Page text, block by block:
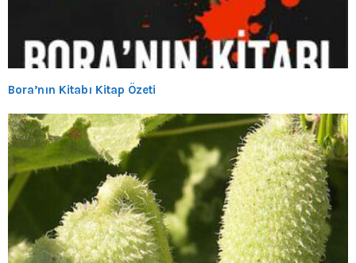
Bora’nın Kitabı Kitap Özeti